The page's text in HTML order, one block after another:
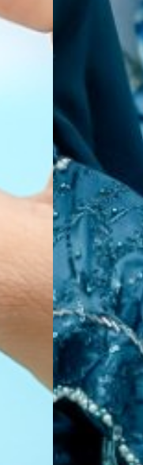
THE WEDDING
Cici &
Kami berharap
menjadi
00
Hari Jam
00